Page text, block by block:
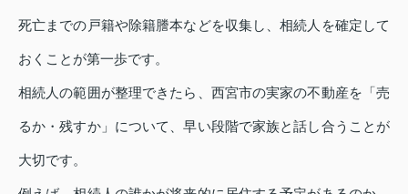
死亡までの戸籍や除籍謄本などを収集し、相続人を確定して
おくことが第一歩です。
相続人の範囲が整理できたら、西宮市の実家の不動産を「売
るか・残すか」について、早い段階で家族と話し合うことが
大切です。